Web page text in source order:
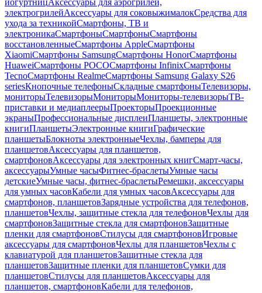
йогуртницАксессуары для аэрогрилей,
электрогрилейАксессуары для соковыжималокСредства для
ухода за техникойСмартфоны, ТВ и
электроникаСмартфоныСмартфоныСмартфоны
восстановленныеСмартфоны AppleСмартфоны
XiaomiСмартфоны SamsungСмартфоны HonorСмартфоны
HuaweiСмартфоны POCOСмартфоны InfinixСмартфоны
TecnoСмартфоны RealmeСмартфоны Samsung Galaxy S26
seriesКнопочные телефоныСкладные смартфоныТелевизоры,
мониторыТелевизорыМониторыМониторы-телевизорыТВ-
приставки и медиаплеерыПроекторыПроекционные
экраныПрофессиональные дисплеиПланшеты, электронные
книгиПланшетыЭлектронные книгиГрафические
планшетыБлокноты электронныеЧехлы, бамперы для
планшетовАксессуары для планшетов,
смартфоновАксессуары для электронных книгСмарт-часы,
аксессуарыУмные часыФитнес-браслетыУмные часы
детскиеУмные часы, фитнес-браслетыРемешки, аксессуары
для умных часовКабели для умных часовАксессуары для
смартфонов, планшетовЗарядные устройства для телефонов,
планшетовЧехлы, защитные стекла для телефоновЧехлы для
смартфоновЗащитные стекла для смартфоновЗащитные
пленки для смартфоновСтилусы для смартфоновИгровые
аксессуары для смартфоновЧехлы для планшетовЧехлы с
клавиатурой для планшетовЗащитные стекла для
планшетовЗащитные пленки для планшетовСумки для
планшетовСтилусы для планшетовАксессуары для
планшетов, смартфоновКабели для телефонов,